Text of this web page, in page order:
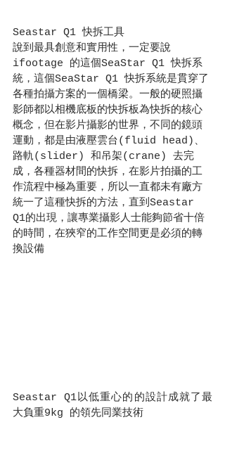
Seastar Q1 快拆工具
說到最具創意和實用性，一定要說
ifootage 的這個SeaStar Q1 快拆系
統，這個SeaStar Q1 快拆系統是貫穿了
各種拍攝方案的一個橋梁。一般的硬照攝
影師都以相機底板的快拆板為快拆的核心
概念，但在影片攝影的世界，不同的鏡頭
運動，都是由液壓雲台(fluid head)、
路軌(slider) 和吊架(crane) 去完
成，各種器材間的快拆，在影片拍攝的工
作流程中極為重要，所以一直都未有廠方
統一了這種快拆的方法，直到Seastar
Q1的出現，讓專業攝影人士能夠節省十倍
的時間，在狹窄的工作空間更是必須的轉
換設備
Seastar Q1以低重心的的設計成就了最
大負重9kg 的領先同業技術